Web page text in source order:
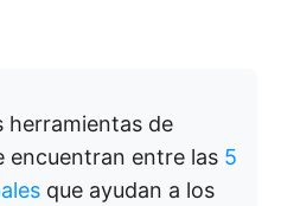
herramientas de
encuentran entre las 5
que ayudan a los